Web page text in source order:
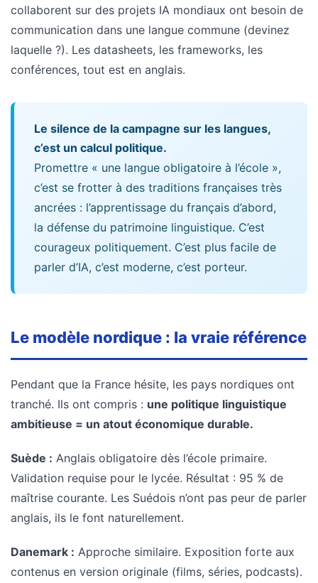
(32)
Certification
(28)
collaborent sur des projets IA mondiaux ont besoin de
communication dans une langue commune (devinez
laquelle ?). Les datasheets, les frameworks, les
conférences, tout est en anglais.
Le silence de la campagne sur les langues,
c’est un calcul politique.
Promettre « une langue obligatoire à l’école »,
c’est se frotter à des traditions françaises très
ancrées : l’apprentissage du français d’abord,
la défense du patrimoine linguistique. C’est
courageux politiquement. C’est plus facile de
parler d’IA, c’est moderne, c’est porteur.
Le modèle nordique : la vraie référence
Pendant que la France hésite, les pays nordiques ont
tranché. Ils ont compris : une politique linguistique
ambitieuse = un atout économique durable.
Suède : Anglais obligatoire dès l’école primaire.
Validation requise pour le lycée. Résultat : 95 % de
maîtrise courante. Les Suédois n’ont pas peur de parler
anglais, ils le font naturellement.
Danemark : Approche similaire. Exposition forte aux
contenus en version originale (films, séries, podcasts).